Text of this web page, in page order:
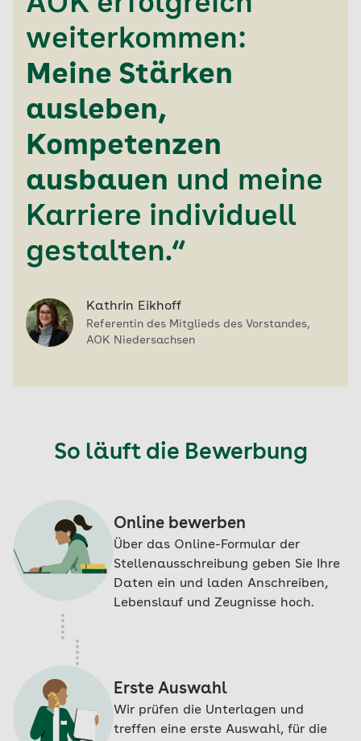
und Berufen macht den Alltag
abwechslungsreich.
dass Beruf und Privatleben vereinbar sind.
weiterkommen:
Meine Stärken
ausleben,
Kompetenzen
ausbauen und meine
Karriere individuell
gestalten.“
Kathrin Eikhoff
Referentin des Mitglieds des Vorstandes,
AOK Niedersachsen
So läuft die Bewerbung
Online bewerben
Über das Online-Formular der
Stellenausschreibung geben Sie Ihre
Daten ein und laden Anschreiben,
Lebenslauf und Zeugnisse hoch.
Erste Auswahl
Wir prüfen die Unterlagen und
treffen eine erste Auswahl, für die